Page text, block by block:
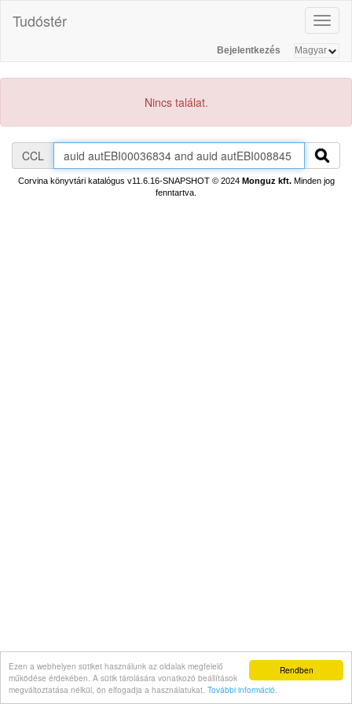
Rendben
Ezen a webhelyen sütiket használunk az oldalak megfelelő
működése érdekében. A sütik tárolására vonatkozó beállítások
megváltoztatása nélkül, ön elfogadja a használatukat. További információ.
Tudóstér
Bejelentkezés
Nincs találat.
CCL
Corvina könyvtári katalógus v11.6.16-SNAPSHOT© 2024 Monguz kft.Minden jog
fenntartva.